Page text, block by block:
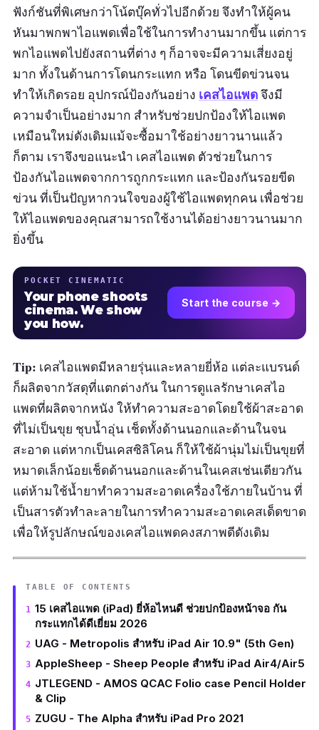
ฟังก์ชันที่พิเศษกว่าโน้ตบุ๊คทั่วไปอีกด้วย จึงทำให้ผู้คน
หันมาพกพาไอแพดเพื่อใช้ในการทำงานมากขึ้น แต่การ
พกไอแพดไปยังสถานที่ต่าง ๆ ก็อาจจะมีความเสี่ยงอยู่
มาก ทั้งในด้านการโดนกระแทก หรือ โดนขีดข่วนจน
ทำให้เกิดรอย อุปกรณ์ป้องกันอย่าง เคสไอแพดจึงมี
ความจำเป็นอย่างมาก สำหรับช่วยปกป้องให้ไอแพด
เหมือนใหม่ดังเดิมแม้จะซื้อมาใช้อย่างยาวนานแล้ว
ก็ตาม เราจึงขอแนะนำ เคสไอแพด ตัวช่วยในการ
ป้องกันไอแพดจากการถูกกระแทก และป้องกันรอยขีด
ข่วน ที่เป็นปัญหากวนใจของผู้ใช้ไอแพดทุกคน เพื่อช่วย
ให้ไอแพดของคุณสามารถใช้งานได้อย่างยาวนานมาก
ยิ่งขึ้น
POCKET CINEMATIC
Your phone shoots
cinema. We show
you how.
Start the course →
Tip: เคสไอแพดมีหลายรุ่นและหลายยี่ห้อ แต่ละแบรนด์
ก็ผลิตจากวัสดุที่แตกต่างกัน ในการดูแลรักษาเคสไอ
แพดที่ผลิตจากหนัง ให้ทำความสะอาดโดยใช้ผ้าสะอาด
ที่ไม่เป็นขุย ชุบน้ำอุ่น เช็ดทั้งด้านนอกและด้านในจน
สะอาด แต่หากเป็นเคสซิลิโคน ก็ให้ใช้ผ้านุ่มไม่เป็นขุยที่
หมาดเล็กน้อยเช็ดด้านนอกและด้านในเคสเช่นเดียวกัน
แต่ห้ามใช้น้ำยาทำความสะอาดเครื่องใช้ภายในบ้าน ที่
เป็นสารตัวทำละลายในการทำความสะอาดเคสเด็ดขาด
เพื่อให้รูปลักษณ์ของเคสไอแพดคงสภาพดีดังเดิม
TABLE OF CONTENTS
15 เคสไอแพด (iPad) ยี่ห้อไหนดี ช่วยปกป้องหน้าจอ กัน
กระแทกได้ดีเยี่ยม 2026
UAG - Metropolis สำหรับ iPad Air 10.9" (5th Gen)
AppleSheep - Sheep People สำหรับ iPad Air4/Air5
JTLEGEND - AMOS QCAC Folio case Pencil Holder
& Clip
ZUGU - The Alpha สำหรับ iPad Pro 2021